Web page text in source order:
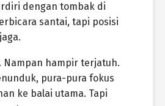
dengan tombak di
santai, tapi posisi
Nampan hampir terjatuh.
pura-pura fokus
ke balai utama. Tapi